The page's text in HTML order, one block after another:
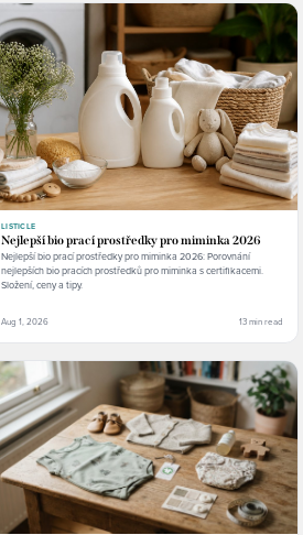
LISTICLE
Nejlepší bio prací prostředky pro miminka 2026
Nejlepší bio prací prostředky pro miminka 2026: Porovnání
nejlepších bio pracích prostředků pro miminka s certifikacemi.
Složení, ceny a tipy.
Aug 1, 2026 13 min read